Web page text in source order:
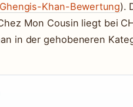
Khan-Bewertung).
Mon Cousin liegt bei
in der gehobeneren